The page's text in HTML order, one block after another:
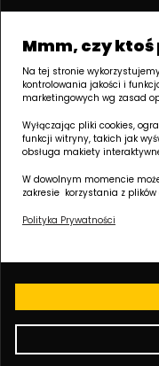
Mmm, czy
Na tej stronie
kontrolowania jakości i
marketingowych wg zasad
Wyłączając pliki cookies,
funkcji witryny, takich jak
obsługa makiety
W dowolnym momencie
zakresie korzystania z plików
Polityka Prywatności
Elektroniczne Księgi
https://ekw.ms.gov.pl/
termin
właściciela i
Dobrze jest też
roczna za
zakresie jej
innymi opłatami, np.
Blog Duda
Twoje